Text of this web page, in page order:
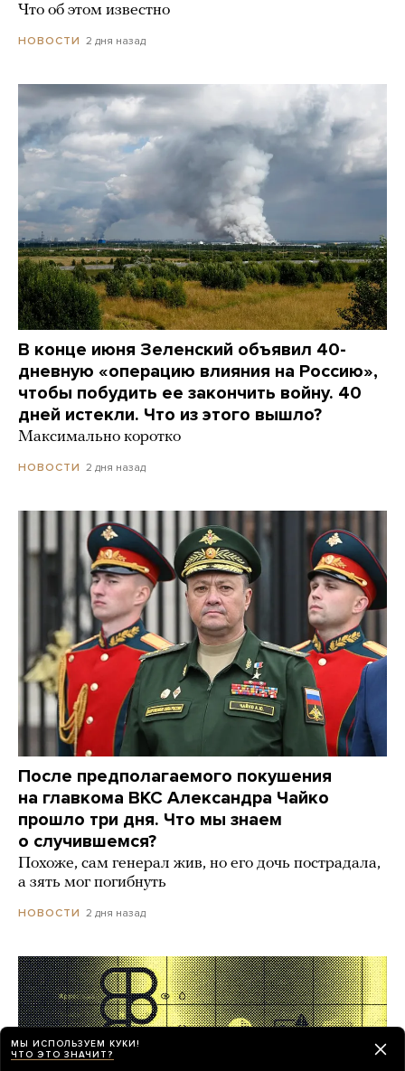
Что об этом известно
НОВОСТИ 2 дня назад
В конце июня Зеленский объявил 40-
дневную «операцию влияния на Россию»,
чтобы побудить ее закончить войну. 40
дней истекли. Что из этого вышло?
Максимально коротко
НОВОСТИ 2 дня назад
После предполагаемого покушения
на главкома ВКС Александра Чайко
прошло три дня. Что мы знаем
о случившемся?
Похоже, сам генерал жив, но его дочь пострадала,
а зять мог погибнуть
НОВОСТИ 2 дня назад
МЫ ИСПОЛЬЗУЕМ КУКИ!
ЧТО ЭТО ЗНАЧИТ?